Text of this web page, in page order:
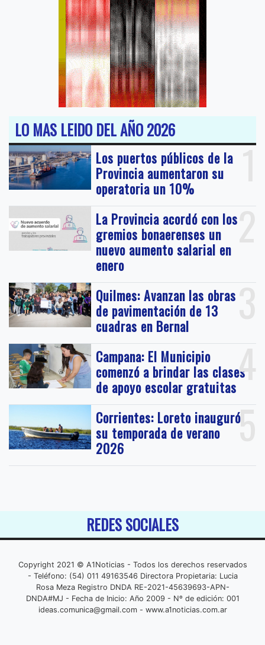
LO MAS LEIDO DEL AÑO 2026
1
Los puertos públicos de la
Provincia aumentaron su
operatoria un 10%
2
La Provincia acordó con los
gremios bonaerenses un
nuevo aumento salarial en
enero
3
Quilmes: Avanzan las obras
de pavimentación de 13
cuadras en Bernal
4
Campana: El Municipio
comenzó a brindar las clases
de apoyo escolar gratuitas
5
Corrientes: Loreto inauguró
su temporada de verano
2026
REDES SOCIALES
Copyright 2021 © A1Noticias - Todos los derechos reservados
- Teléfono: (54) 011 49163546 Directora Propietaria: Lucia
Rosa Meza Registro DNDA RE-2021-45639693-APN-
DNDA#MJ - Fecha de Inicio: Año 2009 - Nº de edición: 001
ideas.comunica@gmail.com- www.a1noticias.com.ar